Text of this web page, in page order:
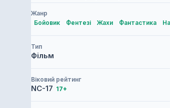
Жанр
Бойовик
Фентезі Жахи Фантастика
Тип
Фільм
Віковий рейтинг
NC-17 17+